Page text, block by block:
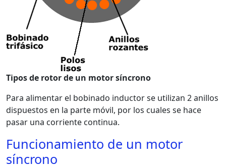
Tipos de rotor de un motor síncrono
Para alimentar el bobinado inductor se utilizan 2 anillos
dispuestos en la parte móvil, por los cuales se hace
pasar una corriente continua.
Funcionamiento de un motor
síncrono